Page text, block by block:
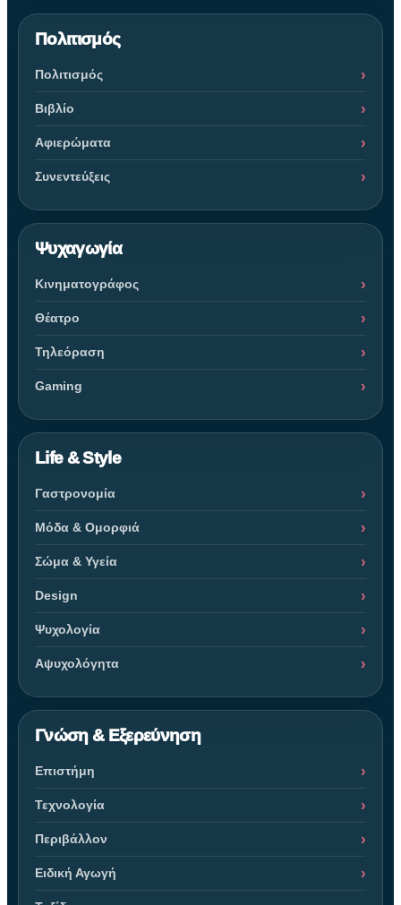
Πολιτισμός
Πολιτισμός
Βιβλίο
Αφιερώματα
Συνεντεύξεις
Ψυχαγωγία
Κινηματογράφος
Θέατρο
Τηλεόραση
Gaming
Life & Style
Γαστρονομία
Μόδα & Ομορφιά
Σώμα & Υγεία
Design
Ψυχολογία
Αψυχολόγητα
Γνώση & Εξερεύνηση
Επιστήμη
Τεχνολογία
Περιβάλλον
Ειδική Αγωγή